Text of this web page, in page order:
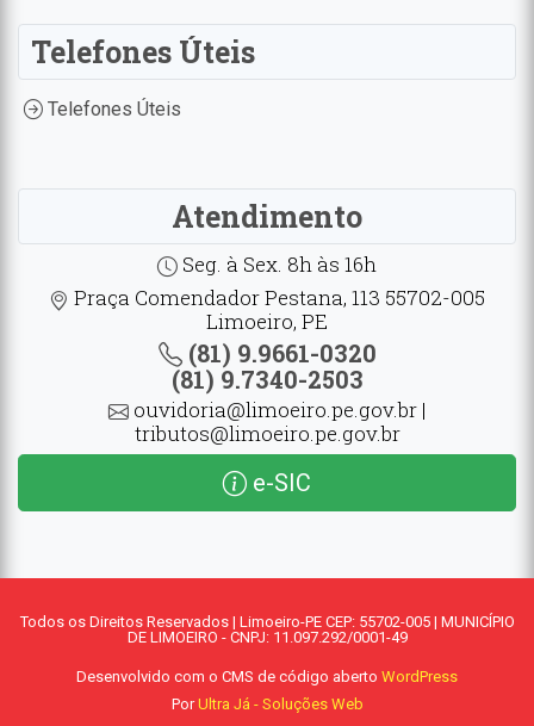
Telefones Úteis
Telefones Úteis
Atendimento
Seg. à Sex. 8h às 16h
Praça Comendador Pestana, 113 55702-005
Limoeiro, PE
(81) 9.9661-0320
(81) 9.7340-2503
ouvidoria@limoeiro.pe.gov.br |
tributos@limoeiro.pe.gov.br
e-SIC
Todos os Direitos Reservados | Limoeiro-PE CEP: 55702-005 | MUNICÍPIO
DE LIMOEIRO - CNPJ: 11.097.292/0001-49
Desenvolvido com o CMS de código aberto WordPress
PorUltra Já - Soluções Web